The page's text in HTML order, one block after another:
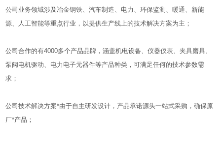
公司业务领域涉及冶金钢铁、汽车制造、电力、环保监测、暖通、新能
源、人工智能等重点行业，以提供生产线上的技术解决方案为主；
公司合作的有4000多个产品品牌，涵盖机电设备、仪器仪表、夹具磨具、
泵阀电机驱动、电力电子元器件等产品种类，可满足任何的技术参数需
求；
公司技术解决方案*由于自主研发设计，产品承诺源头一站式采购，确保原
厂*产品；